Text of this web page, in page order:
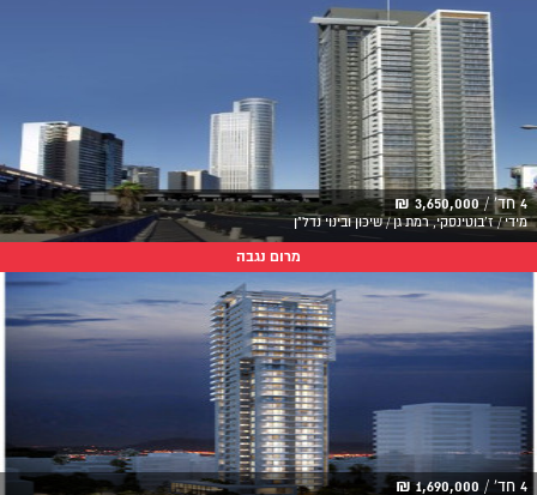
4 חד' / 3,650,000 ₪
מידי / ז'בוטינסקי, רמת גן / שיכון ובינוי נדל"ן
מרום נגבה
4 חד' / 1,690,000 ₪